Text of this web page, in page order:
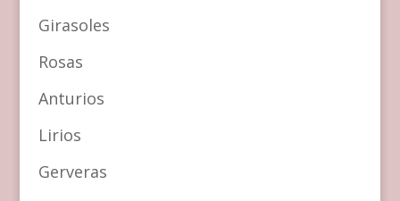
Girasoles
Rosas
Anturios
Lirios
Gerveras